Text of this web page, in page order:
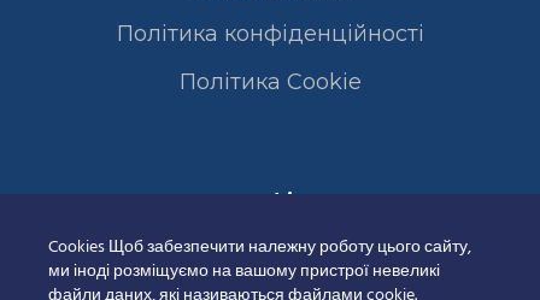
Політика конфіденційності
Полiтика Cookie
Сертифікати
Cookies Щоб забезпечити належну роботу цього сайту,
ми іноді розміщуємо на вашому пристрої невеликі